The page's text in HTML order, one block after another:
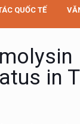
QUỐC TẾ
in